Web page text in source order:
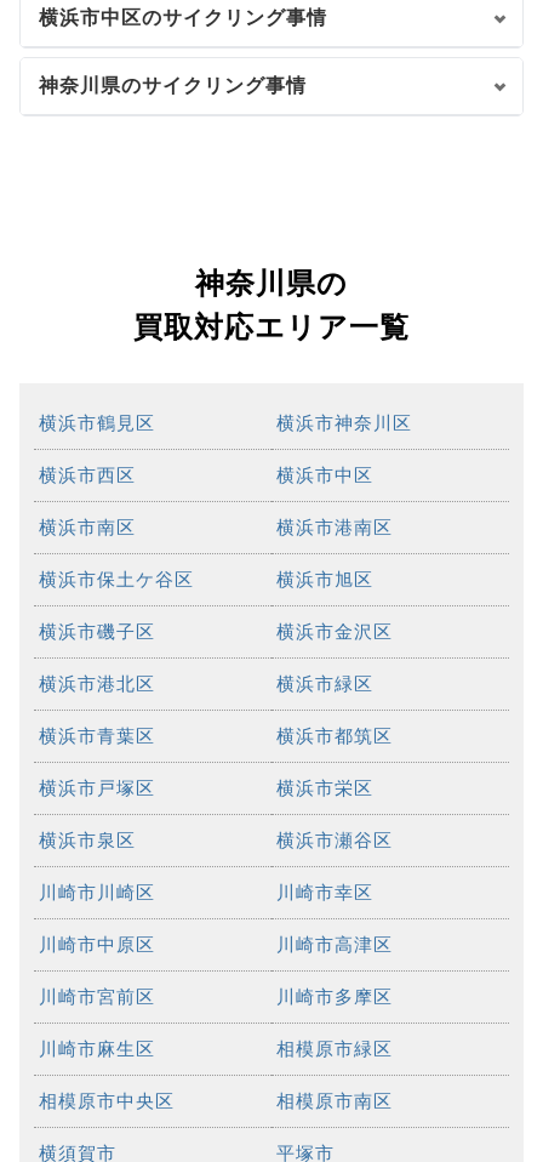
横浜市中区のサイクリング事情
神奈川県のサイクリング事情
神奈川県の
買取対応エリア一覧
横浜市鶴見区 横浜市神奈川区
横浜市西区 横浜市中区
横浜市南区 横浜市港南区
横浜市保土ケ谷区 横浜市旭区
横浜市磯子区 横浜市金沢区
横浜市港北区 横浜市緑区
横浜市青葉区 横浜市都筑区
横浜市戸塚区 横浜市栄区
横浜市泉区 横浜市瀬谷区
川崎市川崎区 川崎市幸区
川崎市中原区 川崎市高津区
川崎市宮前区 川崎市多摩区
川崎市麻生区 相模原市緑区
相模原市中央区 相模原市南区
横須賀市 平塚市